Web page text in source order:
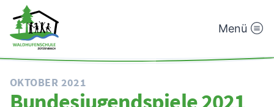
Waldhufenschule
Menü
OKTOBER 2021
Bundesjugendspiele 2021